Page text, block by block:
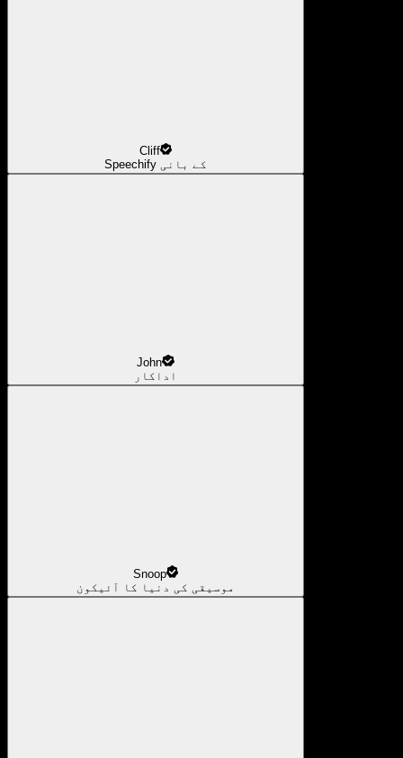
Cliff
Speechify کے بانی
John
اداکار
Snoop
موسیقی کی دنیا کا آئیکون